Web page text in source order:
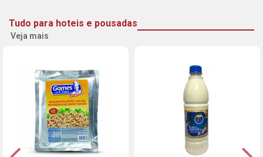
Tudo para hoteis e pousadas
Veja mais